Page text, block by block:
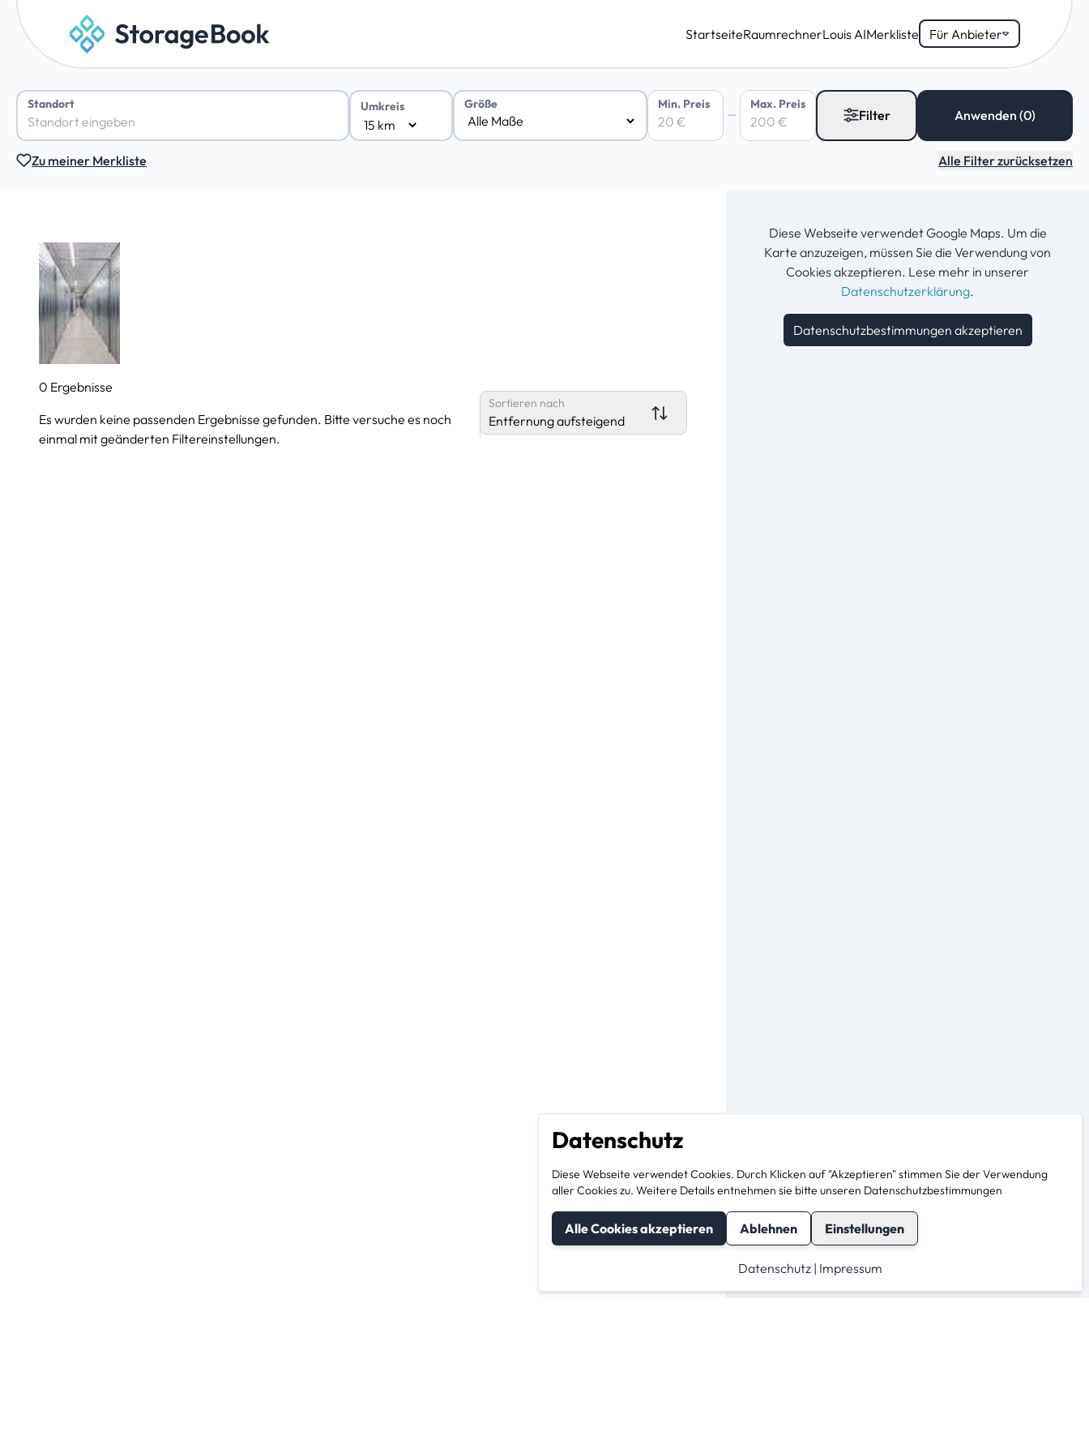
StartseiteRaumrechnerLouis AIMerkliste Für Anbieter
Standort Umkreis Größe Min. Preis Max. Preis
Filter
Zu meiner Merkliste Alle Filter zurücksetzen
0 Ergebnisse
Es wurden keine passenden Ergebnisse gefunden. Bitte versuche es noch
einmal mit geänderten Filtereinstellungen.
Sortieren nach
Entfernung aufsteigend
Diese Webseite verwendet Google Maps. Um die
Karte anzuzeigen, müssen Sie die Verwendung von
Cookies akzeptieren. Lese mehr in unserer
Datenschutzerklärung.
Datenschutzbestimmungen akzeptieren
Datenschutz
Diese Webseite verwendet Cookies. Durch Klicken auf "Akzeptieren" stimmen Sie der Verwendung
aller Cookies zu. Weitere Details entnehmen sie bitte unseren Datenschutzbestimmungen
Alle Cookies akzeptieren Ablehnen Einstellungen
Datenschutz | Impressum